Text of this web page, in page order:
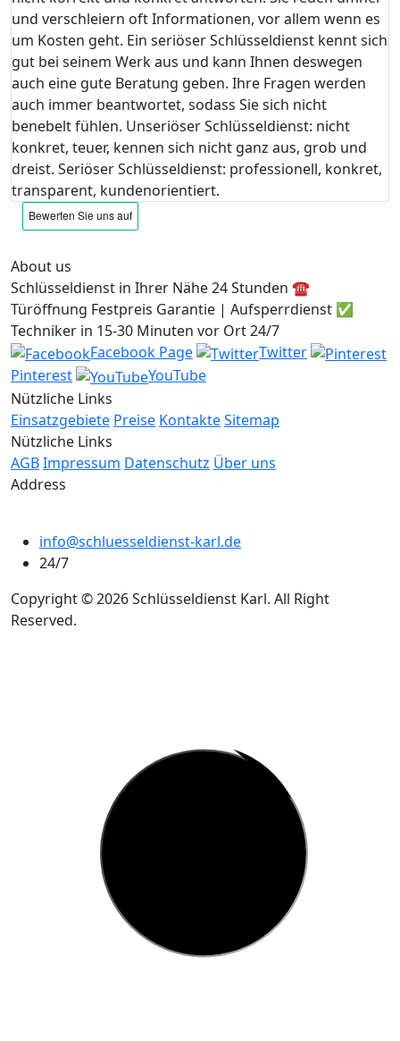
und verschleiern oft Informationen, vor allem wenn es
um Kosten geht. Ein seriöser Schlüsseldienst kennt sich
gut bei seinem Werk aus und kann Ihnen deswegen
auch eine gute Beratung geben. Ihre Fragen werden
auch immer beantwortet, sodass Sie sich nicht
benebelt fühlen. Unseriöser Schlüsseldienst: nicht
konkret, teuer, kennen sich nicht ganz aus, grob und
dreist. Seriöser Schlüsseldienst: professionell, konkret,
transparent, kundenorientiert.
About us
Schlüsseldienst in Ihrer Nähe 24 Stunden ☎️
Türöffnung Festpreis Garantie | Aufsperrdienst ✅
Techniker in 15-30 Minuten vor Ort 24/7
Facebook Page
Twitter
Pinterest
YouTube
Nützliche Links
Einsatzgebiete Preise KontakteSitemap
Nützliche Links
AGBImpressum Datenschutz Über uns
Address
info@schluesseldienst-karl.de
24/7
Copyright © 2026 Schlüsseldienst Karl. All Right
Reserved.